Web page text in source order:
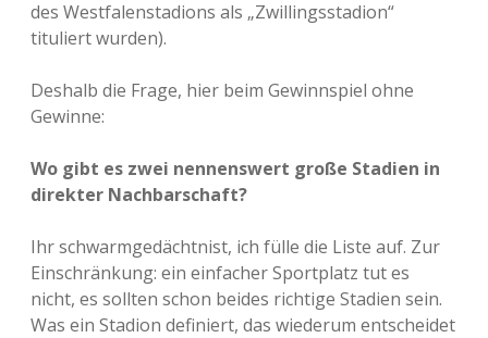
des Westfalenstadions als „Zwillingsstadion“
tituliert wurden).
Deshalb die Frage, hier beim Gewinnspiel ohne
Gewinne:
Wo gibt es zwei nennenswert große Stadien in
direkter Nachbarschaft?
Ihr schwarmgedächtnist, ich fülle die Liste auf. Zur
Einschränkung: ein einfacher Sportplatz tut es
nicht, es sollten schon beides richtige Stadien sein.
Was ein Stadion definiert, das wiederum entscheidet